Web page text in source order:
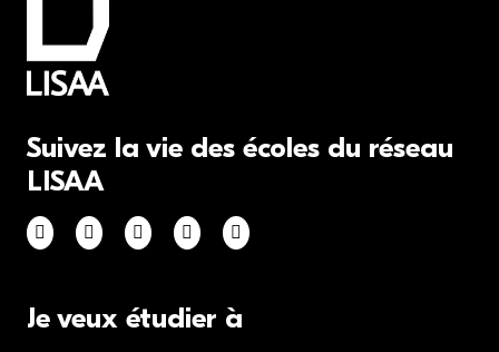
Suivez la vie des écoles du réseau
LISAA
Je veux étudier à